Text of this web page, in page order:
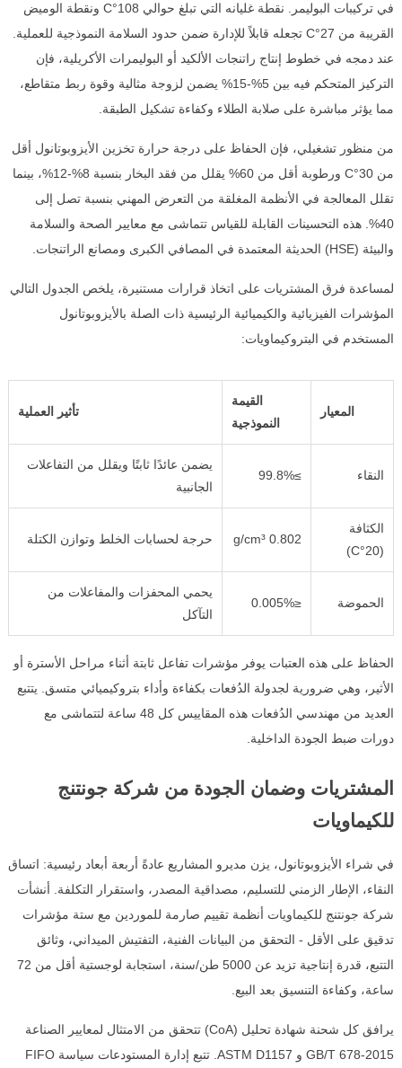
في تركيبات البوليمر. نقطة غليانه التي تبلغ حوالي 108°C ونقطة الوميض
القريبة من 27°C تجعله قابلاً للإدارة ضمن حدود السلامة النموذجية للعملية.
عند دمجه في خطوط إنتاج راتنجات الألكيد أو البوليمرات الأكريلية، فإن
التركيز المتحكم فيه بين 5%-15% يضمن لزوجة مثالية وقوة ربط متقاطع،
مما يؤثر مباشرة على صلابة الطلاء وكفاءة تشكيل الطبقة.
من منظور تشغيلي، فإن الحفاظ على درجة حرارة تخزين الأيزوبوتانول أقل
من 30°C ورطوبة أقل من 60% يقلل من فقد البخار بنسبة 8%-12%، بينما
تقلل المعالجة في الأنظمة المغلقة من التعرض المهني بنسبة تصل إلى
40%. هذه التحسينات القابلة للقياس تتماشى مع معايير الصحة والسلامة
والبيئة (HSE) الحديثة المعتمدة في المصافي الكبرى ومصانع الراتنجات.
لمساعدة فرق المشتريات على اتخاذ قرارات مستنيرة، يلخص الجدول التالي
المؤشرات الفيزيائية والكيميائية الرئيسية ذات الصلة بالأيزوبوتانول
المستخدم في البتروكيماويات:
المعيار
القيمة
النموذجية
تأثير العملية
النقاء ≥99.8%
يضمن عائدًا ثابتًا ويقلل من التفاعلات
الجانبية
الكثافة
(20°C)
0.802 g/cm³ حرجة لحسابات الخلط وتوازن الكتلة
الحموضة ≤0.005%
يحمي المحفزات والمفاعلات من
التآكل
الحفاظ على هذه العتبات يوفر مؤشرات تفاعل ثابتة أثناء مراحل الأسترة أو
الأثير، وهي ضرورية لجدولة الدُفعات بكفاءة وأداء بتروكيميائي متسق. يتتبع
العديد من مهندسي الدُفعات هذه المقاييس كل 48 ساعة لتتماشى مع
دورات ضبط الجودة الداخلية.
المشتريات وضمان الجودة من شركة جونتنج
للكيماويات
في شراء الأيزوبوتانول، يزن مديرو المشاريع عادةً أربعة أبعاد رئيسية: اتساق
النقاء، الإطار الزمني للتسليم، مصداقية المصدر، واستقرار التكلفة. أنشأت
شركة جونتنج للكيماويات أنظمة تقييم صارمة للموردين مع ستة مؤشرات
تدقيق على الأقل - التحقق من البيانات الفنية، التفتيش الميداني، وثائق
التتبع، قدرة إنتاجية تزيد عن 5000 طن/سنة، استجابة لوجستية أقل من 72
ساعة، وكفاءة التنسيق بعد البيع.
يرافق كل شحنة شهادة تحليل (CoA) تتحقق من الامتثال لمعايير الصناعة
GB/T 678-2015 و ASTM D1157. تتبع إدارة المستودعات سياسة FIFO